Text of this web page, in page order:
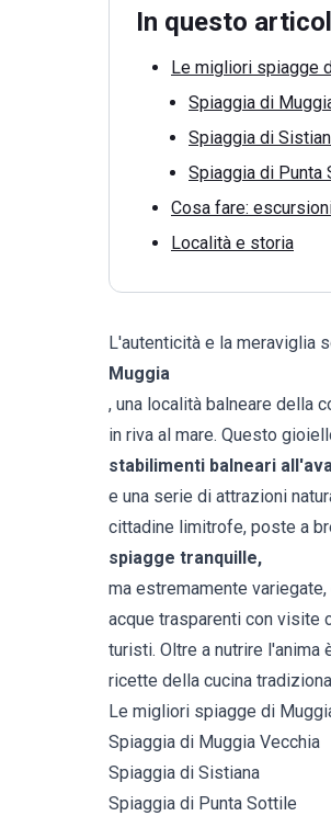
In questo
Le migliori spiagge
Spiaggia di
Spiaggia di
Spiaggia di Punta
Cosa fare:
Località e storia
L'autenticità e la meraviglia
Muggia
, una località balneare della
in riva al mare. Questo
stabilimenti balneari
e una serie di attrazioni
cittadine limitrofe, poste a
spiagge tranquille,
ma estremamente
acque trasparenti con visite
turisti. Oltre a nutrire
ricette della cucina
Le migliori spiagge di
Spiaggia di Muggia Vecchia
Spiaggia di Sistiana
Spiaggia di Punta Sottile